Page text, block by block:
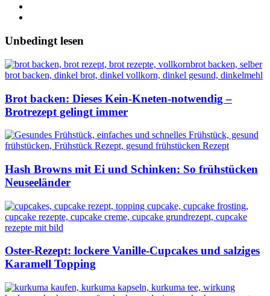
Unbedingt lesen
Brot backen: Dieses Kein-Kneten-notwendig –
Brotrezept gelingt immer
Hash Browns mit Ei und Schinken: So frühstücken
Neuseeländer
Oster-Rezept: lockere Vanille-Cupcakes und salziges
Karamell Topping